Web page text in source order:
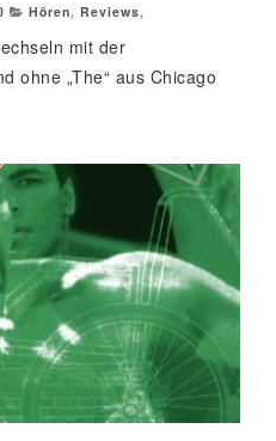
Hören, Reviews,
mit der
ohne „The“ aus Chicago